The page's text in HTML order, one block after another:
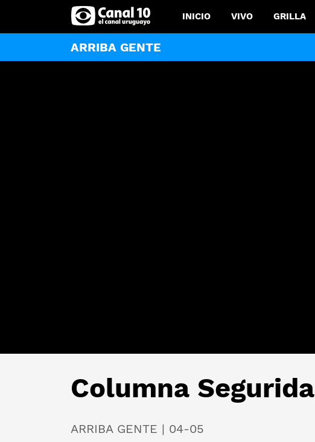
INICIO VIVO GRILLA
ARRIBA GENTE
Columna
ARRIBA GENTE | 04-05